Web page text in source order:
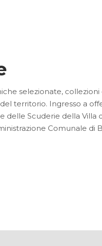
selezionate, collezioni
territorio. Ingresso a
Scuderie della Villa
Comunale di